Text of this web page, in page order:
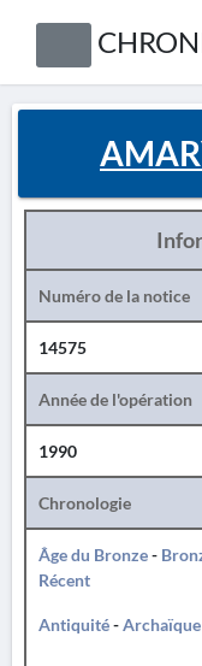
Numéro de la notice
14575
Année de l'opération
1990
Chronologie
Âge du Bronze-
Récent
Antiquité-Archaïque